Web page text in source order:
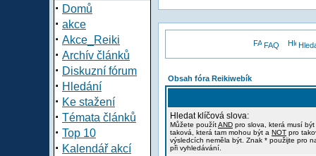
· Domů
· akce
· Akce_Reiki
· Archív článků
· Diskuzní fórum
· Hledání
· Ke stažení
· Témata článků
· Top 10
· Kalendář akcí
FAQ
Obsah fóra Reikiwebík
Hledat klíčová slova:
Můžete použítAND pro slova, která musí
taková, která tam mohou být a NOT pro
výsledcích neměla být. Znak * použijte pro
při vyhledávání.